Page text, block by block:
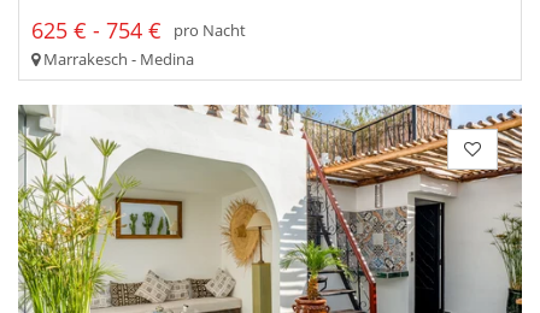
625 € - 754 €
pro Nacht
Marrakesch - Medina